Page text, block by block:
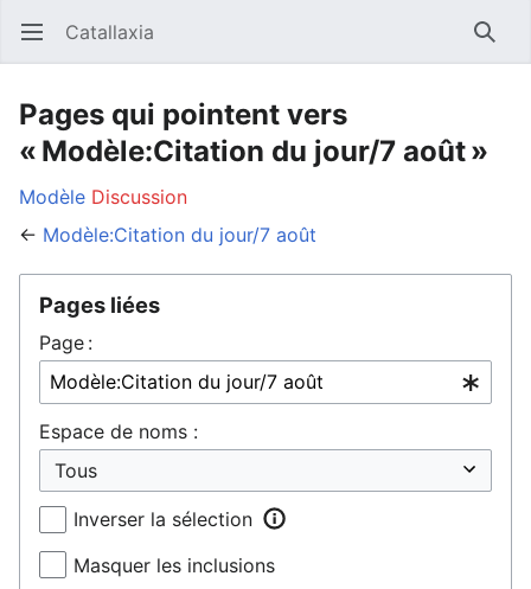
Ouvrir le menu principal Catallaxia
Pages qui pointent vers
« Modèle:Citation du jour/7 août »
Modèle Discussion
← Modèle:Citation du jour/7 août
Pages liées
Page :
Espace de noms :
Inverser la sélection
Masquer les inclusions